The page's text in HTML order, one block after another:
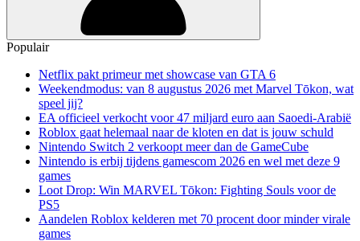
Populair
Netflix pakt primeur met showcase van GTA 6
Weekendmodus: van 8 augustus 2026 met Marvel Tōkon, wat
speel jij?
EA officieel verkocht voor 47 miljard euro aan Saoedi-Arabië
Roblox gaat helemaal naar de kloten en dat is jouw schuld
Nintendo Switch 2 verkoopt meer dan de GameCube
Nintendo is erbij tijdens gamescom 2026 en wel met deze 9
games
Loot Drop: Win MARVEL Tōkon: Fighting Souls voor de
PS5
Aandelen Roblox kelderen met 70 procent door minder virale
games